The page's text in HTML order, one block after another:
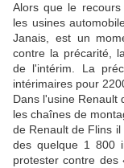
Alors que le
les usines
Janais, est un
contre la précarité,
de l'intérim. La
intérimaires pour
Dans l'usine Renault
les chaînes de
de Renault de Flins
des quelque 1 800
protester contre des